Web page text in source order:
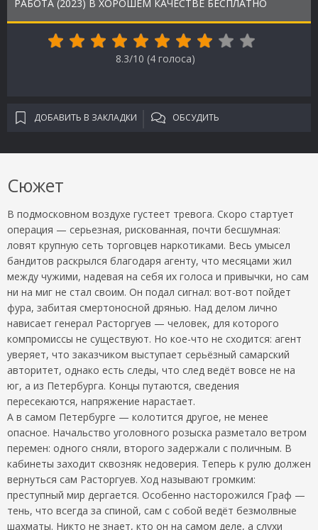
РАБОТА (2023) В ХОРОШЕМ КАЧЕСТВЕ БЕСПЛАТНО
8.3/10 (4 голоса)
ДОБАВИТЬ В ЗАКЛАДКИ ОБСУДИТЬ
Сюжет
В подмосковном воздухе густеет тревога. Скоро стартует
операция — серьезная, рискованная, почти бесшумная:
ловят крупную сеть торговцев наркотиками. Весь умысел
бандитов раскрылся благодаря агенту, что месяцами жил
между чужими, надевая на себя их голоса и привычки, но сам
ни на миг не стал своим. Он подал сигнал: вот-вот пойдет
фура, забитая смертоносной дрянью. Над делом лично
нависает генерал Расторгуев — человек, для которого
компромиссы не существуют. Но кое-что не сходится: агент
уверяет, что заказчиком выступает серьёзный самарский
авторитет, однако есть следы, что след ведёт вовсе не на
юг, а из Петербурга. Концы путаются, сведения
пересекаются, напряжение нарастает.
А в самом Петербурге — колотится другое, не менее
опасное. Начальство уголовного розыска разметало ветром
перемен: одного сняли, второго задержали с поличным. В
кабинеты заходит сквозняк недоверия. Теперь к рулю должен
вернуться сам Расторгуев. Ход называют громким:
преступный мир дергается. Особенно насторожился Граф —
тень, что всегда за спиной, сам с собой ведёт безмолвные
шахматы. Никто не знает, кто он на самом деле, а слухи